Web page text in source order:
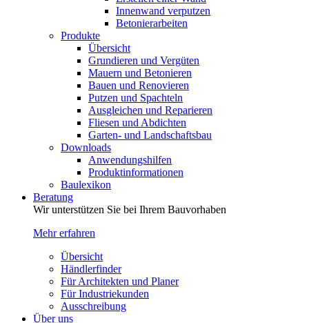
Innenwand verputzen
Betonierarbeiten
Produkte
Übersicht
Grundieren und Vergüten
Mauern und Betonieren
Bauen und Renovieren
Putzen und Spachteln
Ausgleichen und Reparieren
Fliesen und Abdichten
Garten- und Landschaftsbau
Downloads
Anwendungshilfen
Produktinformationen
Baulexikon
Beratung
Wir unterstützen Sie bei Ihrem Bauvorhaben
Mehr erfahren
Übersicht
Händlerfinder
Für Architekten und Planer
Für Industriekunden
Ausschreibung
Über uns